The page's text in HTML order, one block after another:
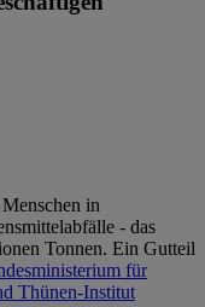
in
- das
Tonnen. Ein Gutteil
für
Thünen-Institut